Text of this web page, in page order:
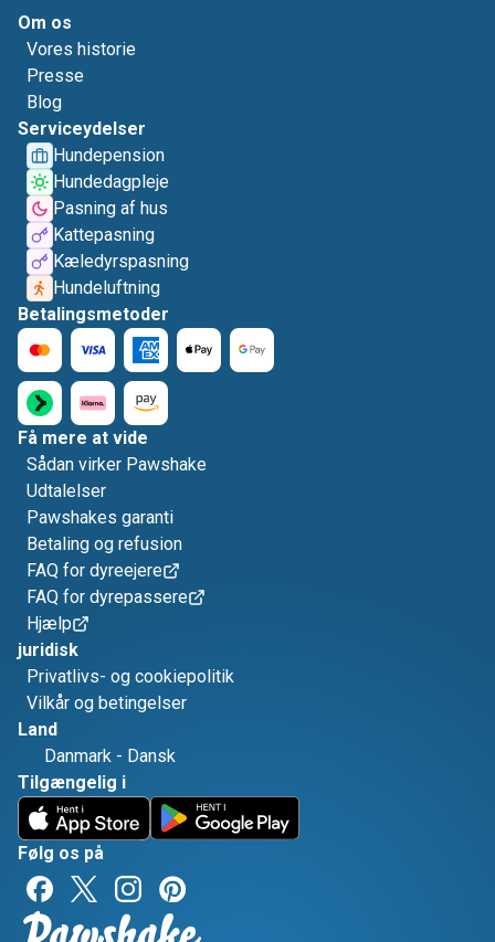
Om os
Vores historie
Presse
Blog
Serviceydelser
Hundepension
Hundedagpleje
Pasning af hus
Kattepasning
Kæledyrspasning
Hundeluftning
Betalingsmetoder
Få mere at vide
Sådan virker Pawshake
Udtalelser
Pawshakes garanti
Betaling og refusion
FAQ for dyreejere
FAQ for dyrepassere
Hjælp
juridisk
Privatlivs- og cookiepolitik
Vilkår og betingelser
Land
Danmark - Dansk
Tilgængelig i
Følg os på